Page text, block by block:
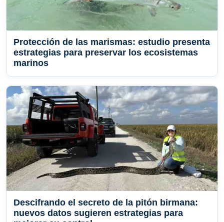
Protección de las marismas: estudio presenta
estrategias para preservar los ecosistemas
marinos
Descifrando el secreto de la pitón birmana:
nuevos datos sugieren estrategias para